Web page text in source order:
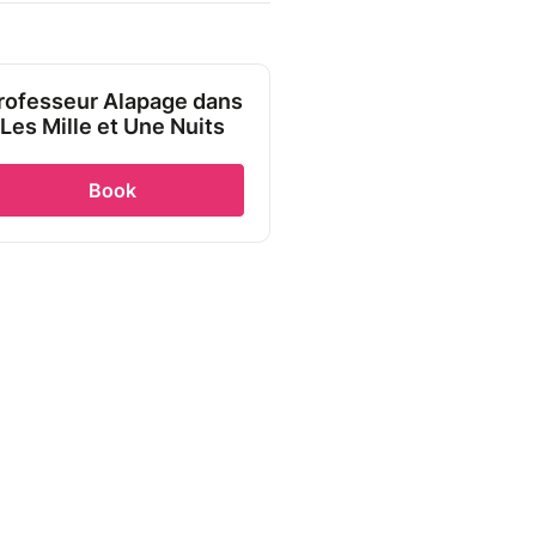
Alapage dans
Les Mille et Une Nuits
Book